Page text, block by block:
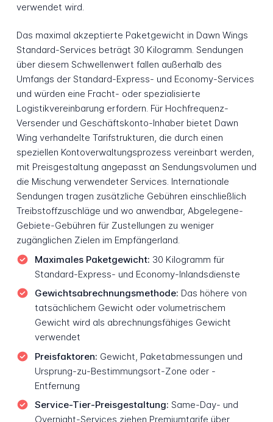
verwendet wird.
Das maximal akzeptierte Paketgewicht in Dawn Wings
Standard-Services beträgt 30 Kilogramm. Sendungen
über diesem Schwellenwert fallen außerhalb des
Umfangs der Standard-Express- und Economy-Services
und würden eine Fracht- oder spezialisierte
Logistikvereinbarung erfordern. Für Hochfrequenz-
Versender und Geschäftskonto-Inhaber bietet Dawn
Wing verhandelte Tarifstrukturen, die durch einen
speziellen Kontoverwaltungsprozess vereinbart werden,
mit Preisgestaltung angepasst an Sendungsvolumen und
die Mischung verwendeter Services. Internationale
Sendungen tragen zusätzliche Gebühren einschließlich
Treibstoffzuschläge und wo anwendbar, Abgelegene-
Gebiete-Gebühren für Zustellungen zu weniger
zugänglichen Zielen im Empfängerland.
Maximales Paketgewicht: 30 Kilogramm für
Standard-Express- und Economy-Inlandsdienste
Gewichtsabrechnungsmethode: Das höhere von
tatsächlichem Gewicht oder volumetrischem
Gewicht wird als abrechnungsfähiges Gewicht
verwendet
Preisfaktoren: Gewicht, Paketabmessungen und
Ursprung-zu-Bestimmungsort-Zone oder -
Entfernung
Service-Tier-Preisgestaltung: Same-Day- und
Overnight-Services ziehen Premiumtarife über